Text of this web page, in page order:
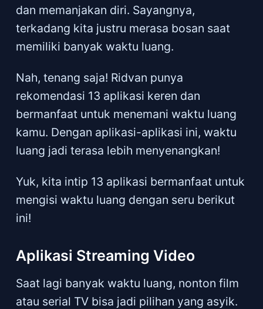
dan memanjakan diri. Sayangnya,
terkadang kita justru merasa bosan saat
memiliki banyak waktu luang.
Nah, tenang saja! Ridvan punya
rekomendasi 13 aplikasi keren dan
bermanfaat untuk menemani waktu luang
kamu. Dengan aplikasi-aplikasi ini, waktu
luang jadi terasa lebih menyenangkan!
Yuk, kita intip 13 aplikasi bermanfaat untuk
mengisi waktu luang dengan seru berikut
ini!
Aplikasi Streaming Video
Saat lagi banyak waktu luang, nonton film
atau serial TV bisa jadi pilihan yang asyik.